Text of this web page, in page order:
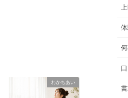
わかちあい